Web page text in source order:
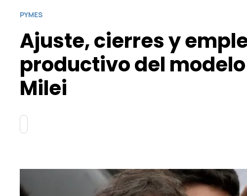
PYMES
Ajuste, cierres y
productivo del
Milei